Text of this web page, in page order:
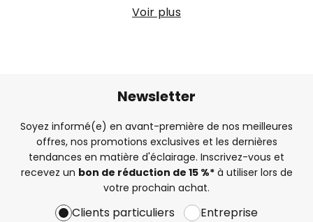
Voir plus
Newsletter
Soyez informé(e) en avant-première de nos meilleures
offres, nos promotions exclusives et les dernières
tendances en matière d'éclairage. Inscrivez-vous et
recevez un bon de réduction de 15 %*à utiliser lors de
votre prochain achat.
Clients particuliers Entreprise